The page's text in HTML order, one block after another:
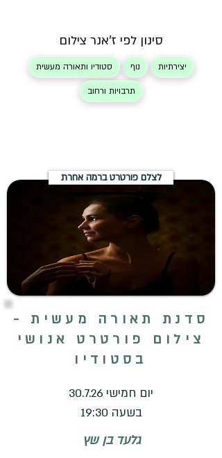
סינון לפי ז'אנר צילום
יצירתיות נוף סטודיו ותאורה מעשית
תרבויות ורחוב
לצלם פורטרט ברמה אחרת
סדנת תאורה מעשית -
צילום פורטרט אנושי
בסטודיו
יום חמישי 30.7.26
בשעה 19:30
גלעד בן שץ